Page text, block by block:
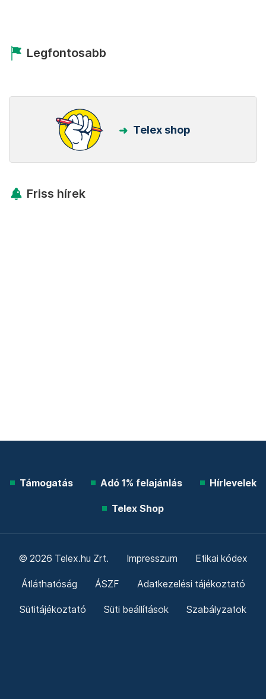
Legfontosabb
Telex shop
Friss hírek
Támogatás Adó 1% felajánlás Hírlevelek
Telex Shop
© 2026 Telex.hu Zrt. Impresszum Etikai kódex
Átláthatóság ÁSZF Adatkezelési tájékoztató
Sütitájékoztató Süti beállítások Szabályzatok